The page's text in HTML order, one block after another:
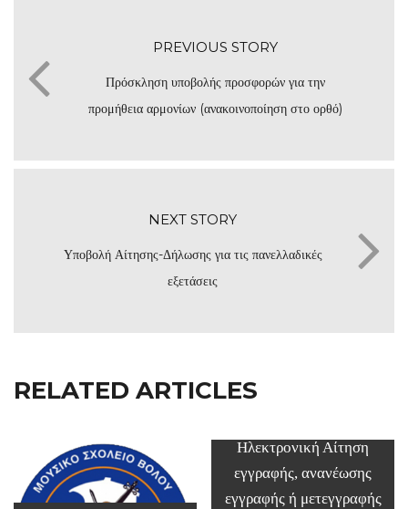
PREVIOUS STORY
Πρόσκληση υποβολής προσφορών για την
προμήθεια αρμονίων (ανακοινοποίηση στο ορθό)
NEXT STORY
Υποβολή Αίτησης-Δήλωσης για τις πανελλαδικές
εξετάσεις
RELATED ARTICLES
Ηλεκτρονική Αίτηση
εγγραφής, ανανέωσης
εγγραφής ή μετεγγραφής